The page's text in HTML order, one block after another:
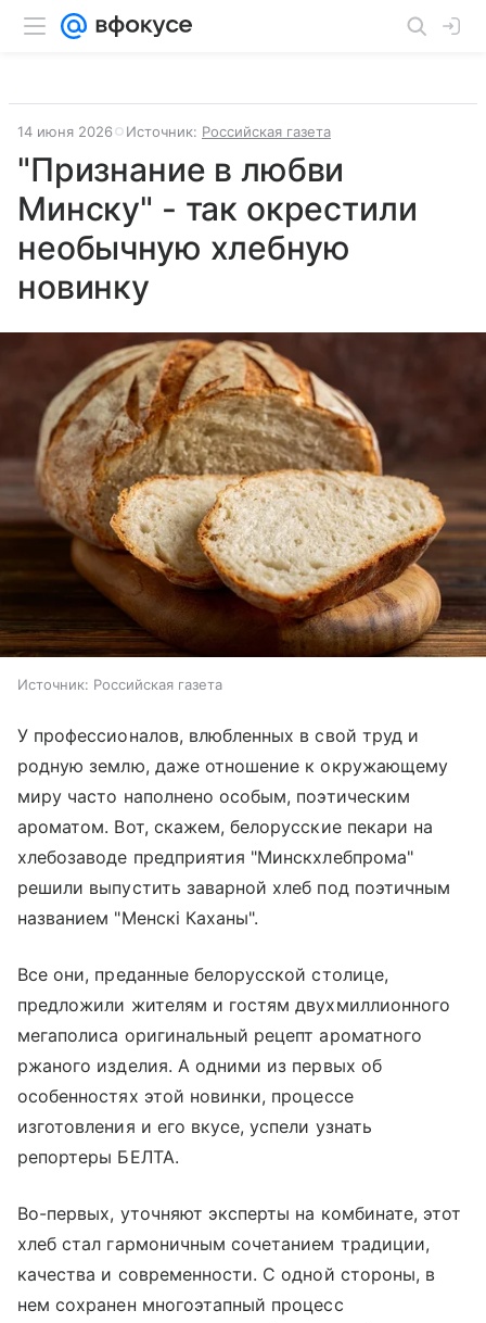
14 июня 2026 Источник: Российская газета
"Признание в любви
Минску" - так окрестили
необычную хлебную
новинку
Источник: Российская газета
У профессионалов, влюбленных в свой труд и
родную землю, даже отношение к окружающему
миру часто наполнено особым, поэтическим
ароматом. Вот, скажем, белорусские пекари на
хлебозаводе предприятия "Минскхлебпрома"
решили выпустить заварной хлеб под поэтичным
названием "Менскi Каханы".
Все они, преданные белорусской столице,
предложили жителям и гостям двухмиллионного
мегаполиса оригинальный рецепт ароматного
ржаного изделия. А одними из первых об
особенностях этой новинки, процессе
изготовления и его вкусе, успели узнать
репортеры БЕЛТА.
Во-первых, уточняют эксперты на комбинате, этот
хлеб стал гармоничным сочетанием традиции,
качества и современности. С одной стороны, в
нем сохранен многоэтапный процесс